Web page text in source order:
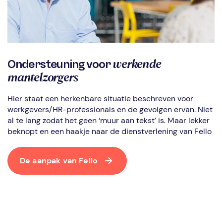
Ondersteuning voorwerkende
mantelzorgers
Hier staat een herkenbare situatie beschreven voor
werkgevers/HR-professionals en de gevolgen ervan. Niet
al te lang zodat het geen ‘muur aan tekst’ is. Maar lekker
beknopt en een haakje naar de dienstverlening van Fello
De aanpak van Fello